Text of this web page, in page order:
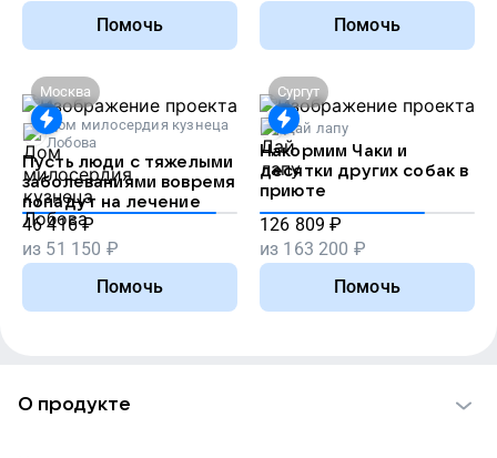
Помочь
Помочь
Москва
Дом милосердия кузнеца
Лобова
Пусть люди с тяжелыми
заболеваниями вовремя
попадут на лечение
46 416 ₽
из 51 150 ₽
Помочь
Сургут
Дай лапу
Накормим Чаки и
десятки других собак в
приюте
126 809 ₽
из 163 200 ₽
Помочь
О продукте